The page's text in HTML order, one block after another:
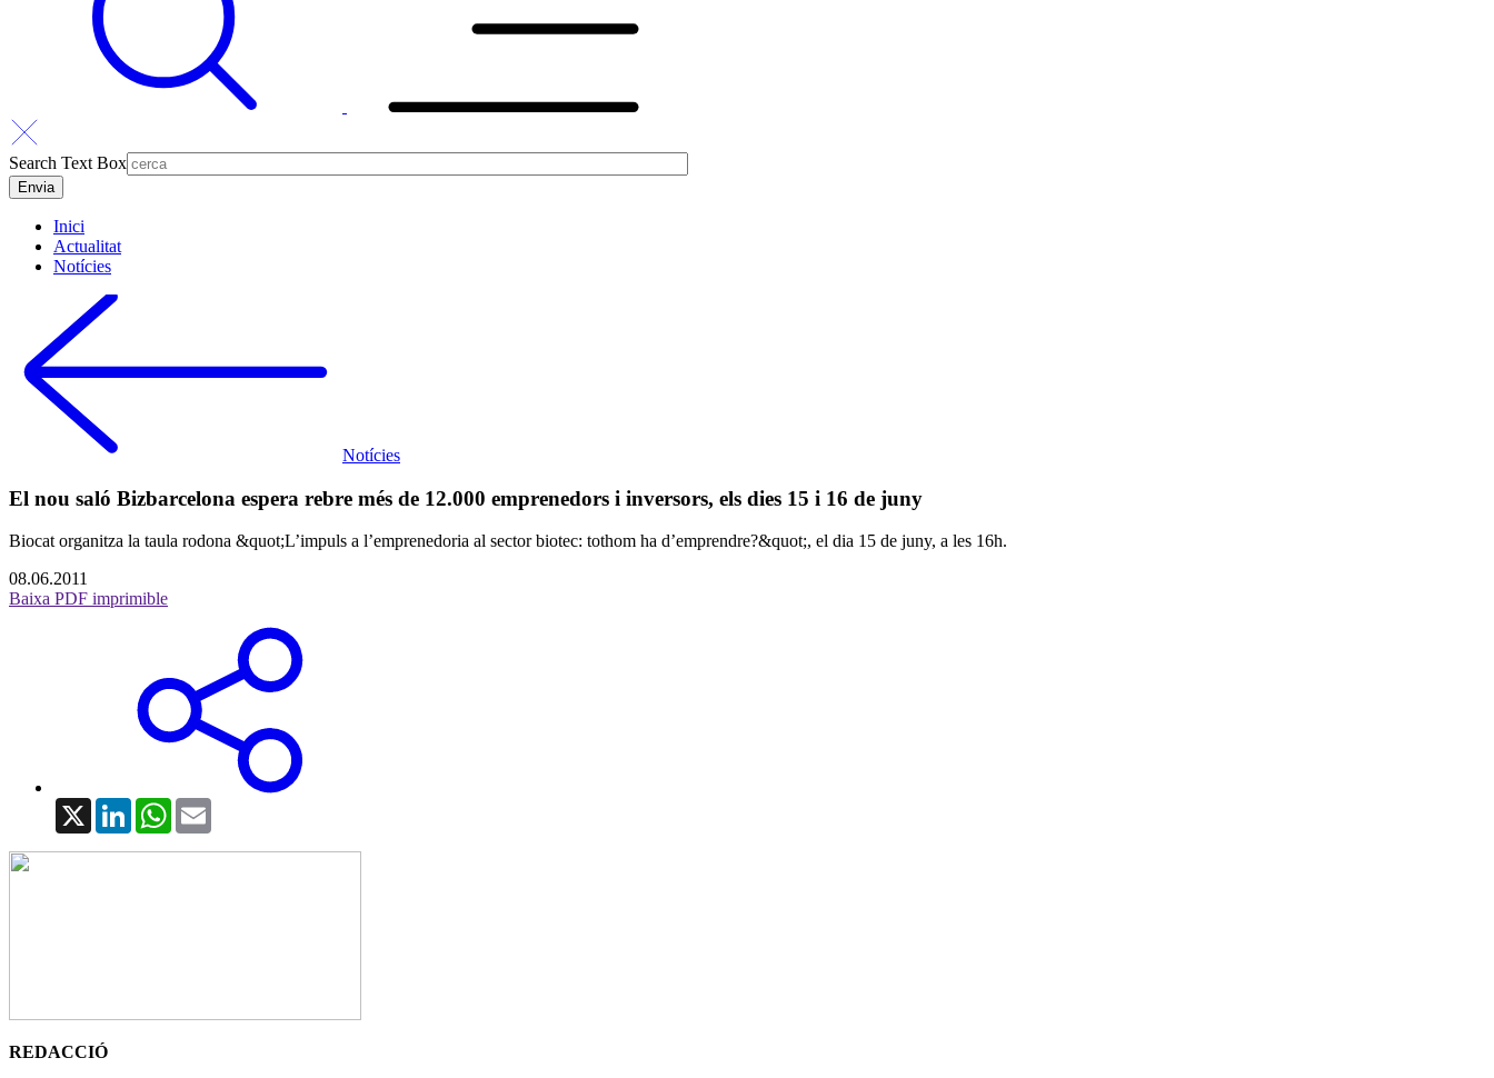
Search Text Box
Inici
Actualitat
Notícies
Notícies
El nou saló Bizbarcelona espera rebre més de 12.000 emprenedors i inversors, els dies 15 i 16 de juny
Biocat organitza la taula rodona &quot;L’impuls a l’emprenedoria al sector biotec: tothom ha d’emprendre?&quot;, el dia 15 de juny, a les 16h.
08.06.2011
Baixa PDF imprimible
X LinkedInWhatsApp
REDACCIÓ